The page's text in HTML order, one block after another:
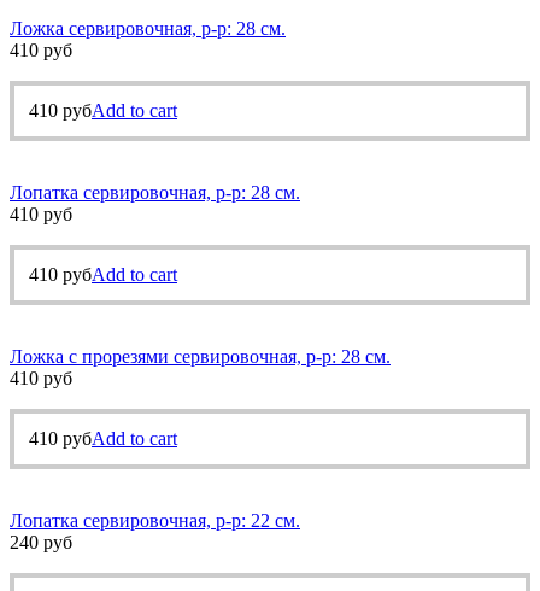
Ложка сервировочная, р-р: 28 см.
410 руб
410 рубAdd to cart
Лопатка сервировочная, р-р: 28 см.
410 руб
410 рубAdd to cart
Ложка с прорезями сервировочная, р-р: 28 см.
410 руб
410 рубAdd to cart
Лопатка сервировочная, р-р: 22 см.
240 руб